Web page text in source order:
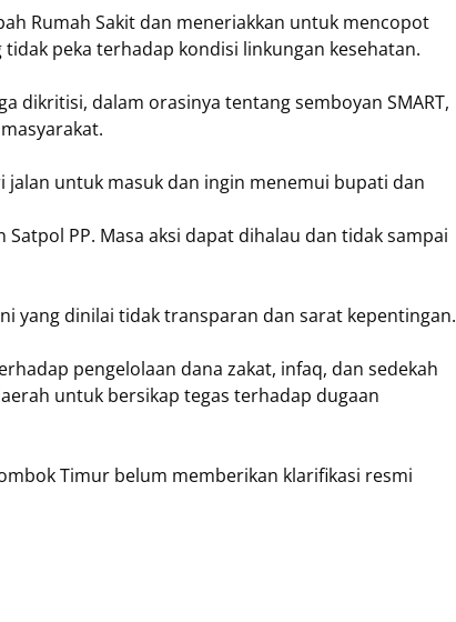
Rumah Sakit dan meneriakkan untuk mencopot
peka terhadap kondisi linkungan kesehatan.
dikritisi, dalam orasinya tentang semboyan SMART,
untuk masuk dan ingin menemui bupati dan
PP. Masa aksi dapat dihalau dan tidak sampai
yang dinilai tidak transparan dan sarat kepentingan.
pengelolaan dana zakat, infaq, dan sedekah
untuk bersikap tegas terhadap dugaan
Timur belum memberikan klarifikasi resmi